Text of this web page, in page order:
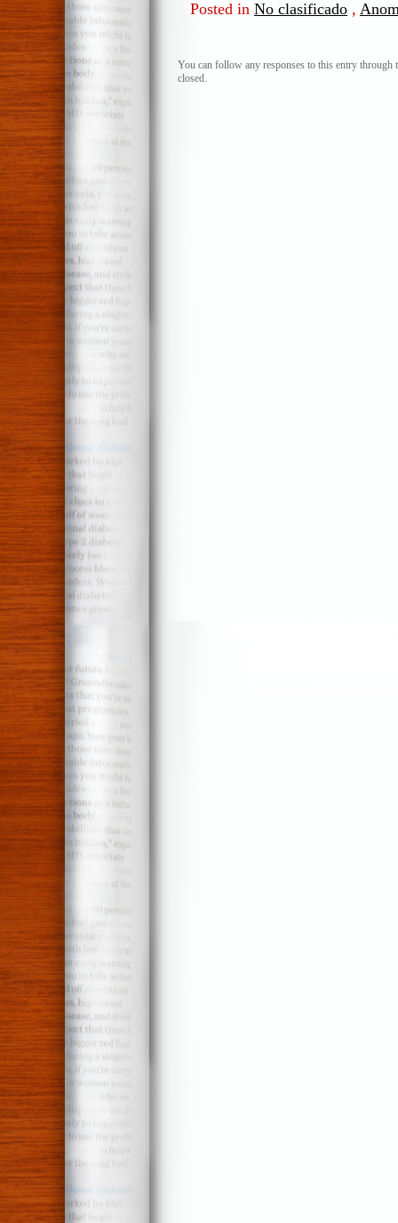
Posted in No clasificado ,
You can follow any responses to this entry through
closed.